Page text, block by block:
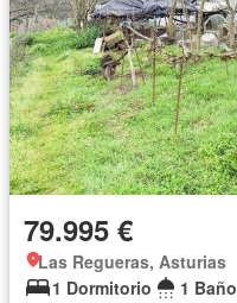
79.995 €
Las Regueras, Asturias
1 Dormitorio
1 Baño